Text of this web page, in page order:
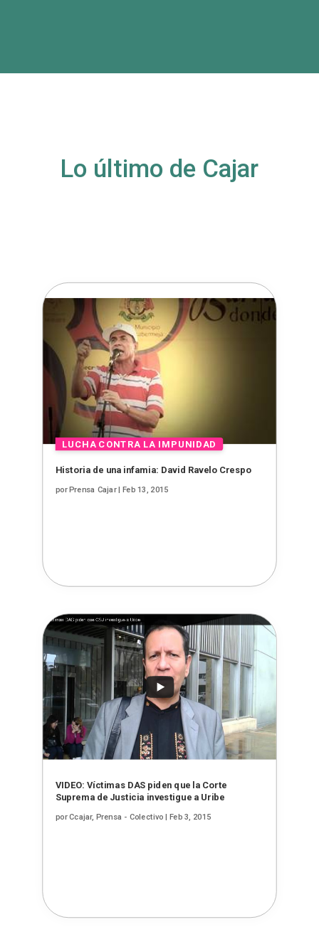
Lo último de Cajar
Historia de una infamia: David Ravelo Crespo
porPrensa Cajar| Feb 13, 2015
VIDEO: Víctimas DAS piden que la Corte
Suprema de Justicia investigue a Uribe
porCcajar, Prensa - Colectivo | Feb 3, 2015